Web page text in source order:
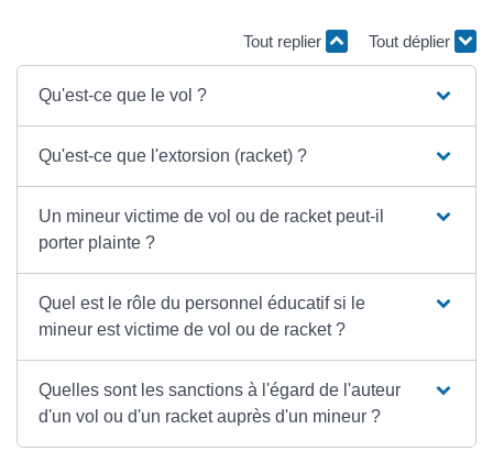
Tout replier Tout déplier
Qu'est-ce que le vol ?
Qu'est-ce que l'extorsion (racket) ?
Un mineur victime de vol ou de racket peut-il
porter plainte ?
Quel est le rôle du personnel éducatif si le
mineur est victime de vol ou de racket ?
Quelles sont les sanctions à l'égard de l'auteur
d'un vol ou d'un racket auprès d'un mineur ?